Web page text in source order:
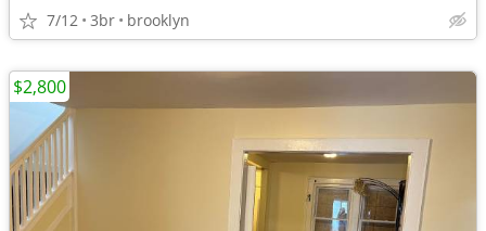
7/12 3br brooklyn
$2,800